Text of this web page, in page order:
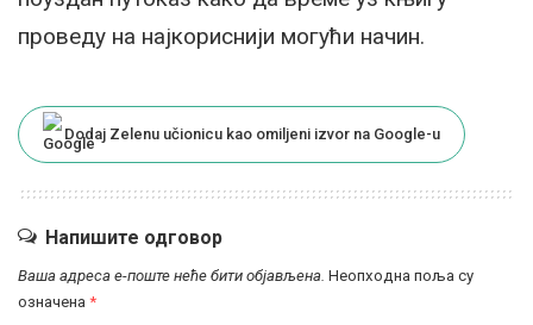
проведу на најкориснији могући начин.
Dodaj Zelenu učionicu kao omiljeni izvor na Google-u
Напишите одговор
Ваша адреса е-поште неће бити објављена. Неопходна поља су
означена *